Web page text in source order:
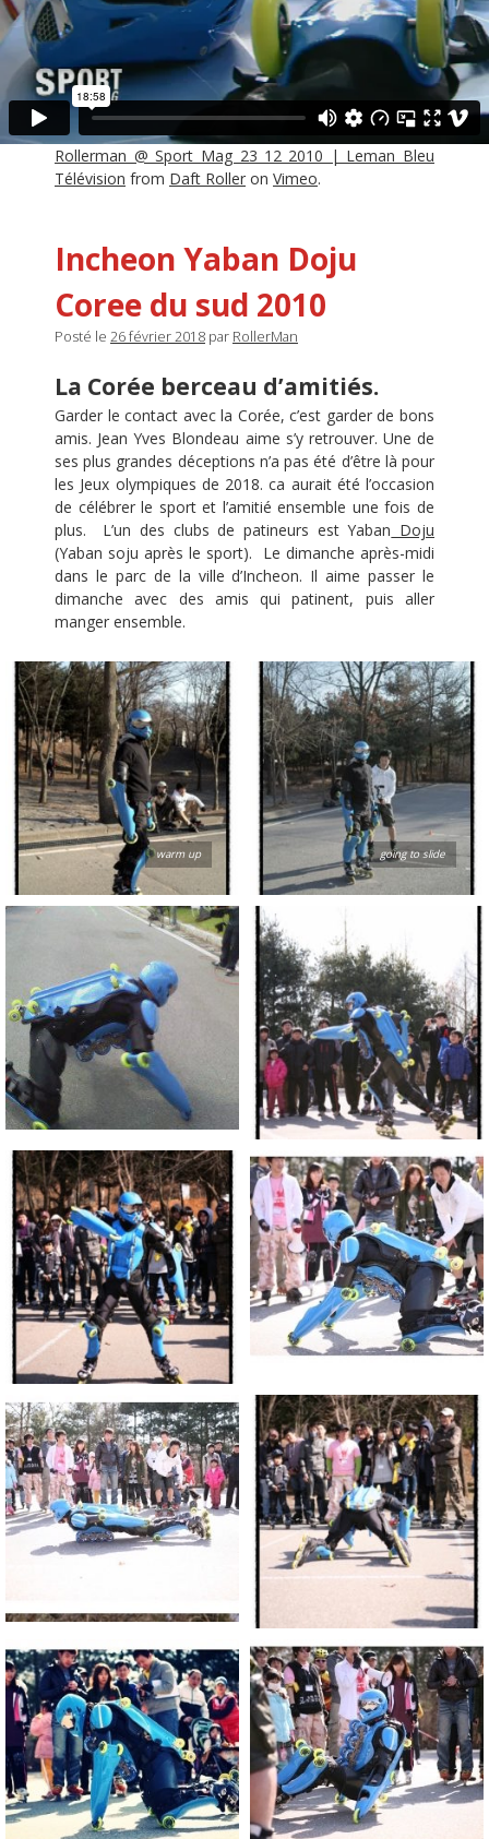
Rollerman @ Sport Mag 23_12_2010 | Leman Bleu
Télévision from Daft Roller on Vimeo.
Incheon Yaban Doju
Coree du sud 2010
Posté le 26 février 2018 par RollerMan
La Corée berceau d’amitiés.
Garder le contact avec la Corée, c’est garder de bons
amis. Jean Yves Blondeau aime s’y retrouver. Une de
ses plus grandes déceptions n’a pas été d’être là pour
les Jeux olympiques de 2018. ca aurait été l’occasion
de célébrer le sport et l’amitié ensemble une fois de
plus. L’un des clubs de patineurs est Yaban Doju
(Yaban soju après le sport). Le dimanche après-midi
dans le parc de la ville d’Incheon. Il aime passer le
dimanche avec des amis qui patinent, puis aller
manger ensemble.
warm up going to slide